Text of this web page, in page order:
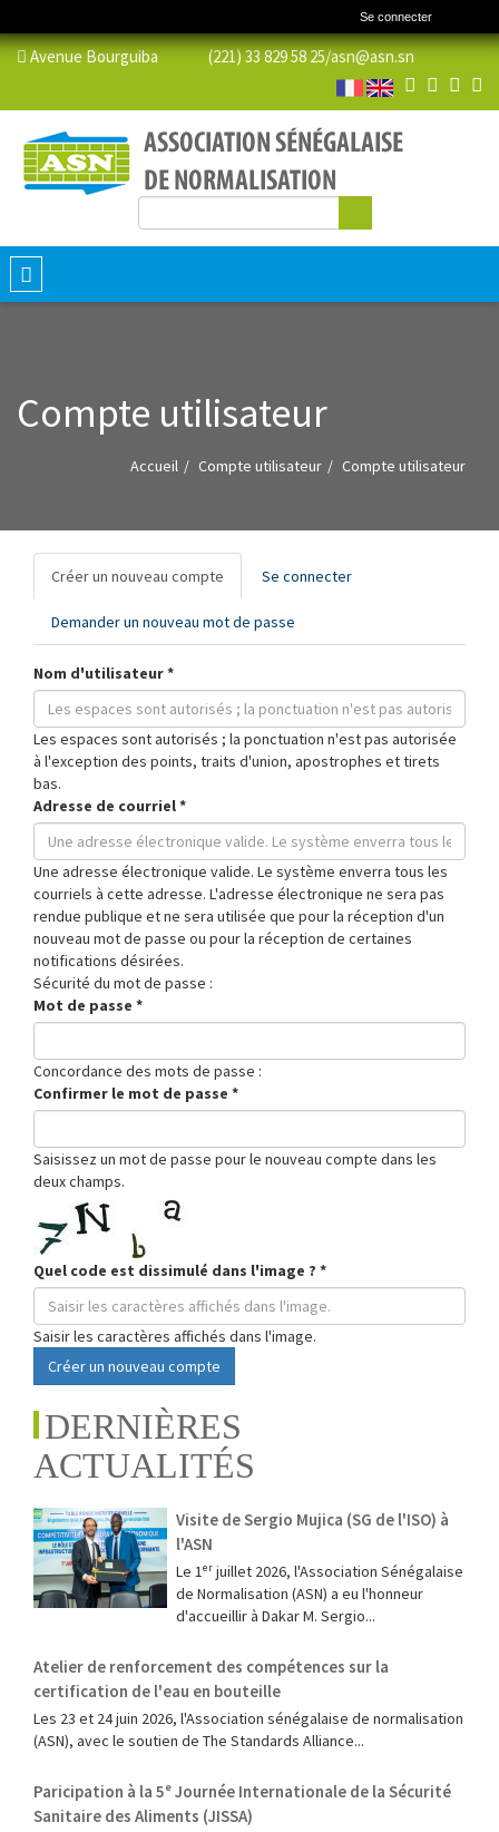
Se connecter
Avenue Bourguiba (221) 33 829 58 25/asn@asn.sn
Formulaire de recherche
Toggle
navigation
Compte utilisateur
Accueil Compte utilisateur Compte utilisateur
Onglets
principaux
Créer un nouveau compte (onglet
actif)
Se connecter
Demander un nouveau mot de passe
Nom d'utilisateur*
Les espaces sont autorisés ; la ponctuation n'est pas autorisée
à l'exception des points, traits d'union, apostrophes et tirets
bas.
Adresse de courriel*
Une adresse électronique valide. Le système enverra tous les
courriels à cette adresse. L'adresse électronique ne sera pas
rendue publique et ne sera utilisée que pour la réception d'un
nouveau mot de passe ou pour la réception de certaines
notifications désirées.
Sécurité du mot de passe :
Mot de passe *
Concordance des mots de passe :
Confirmer le mot de passe *
Saisissez un mot de passe pour le nouveau compte dans les
deux champs.
Quel code est dissimulé dans l'image ? *
Saisir les caractères affichés dans l'image.
Créer un nouveau compte
DERNIÈRES
ACTUALITÉS
Visite de Sergio Mujica (SG de l'ISO) à
l'ASN
Le 1ᵉʳ juillet 2026, l'Association Sénégalaise
de Normalisation (ASN) a eu l'honneur
d'accueillir à Dakar M. Sergio...
Atelier de renforcement des compétences sur la
certification de l'eau en bouteille
Les 23 et 24 juin 2026, l'Association sénégalaise de normalisation
(ASN), avec le soutien de The Standards Alliance...
Paricipation à la 5ᵉ Journée Internationale de la Sécurité
Sanitaire des Aliments (JISSA)